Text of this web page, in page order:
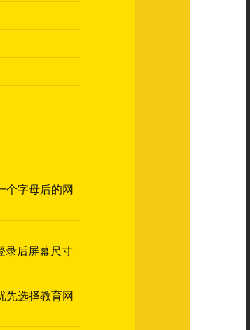
个字母后的网
录后屏幕尺寸
选择教育网